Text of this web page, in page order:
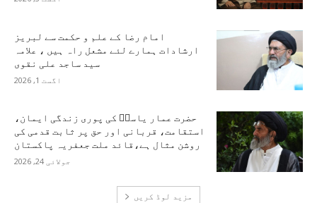
امام رضا کے علم و حکمت سے لبریز
ارشادات ہمارے لئے مشعل راہ ہیں ، علامہ
سید ساجد علی نقوی
اگست 1, 2026
حضرت عمار یاسرؑ کی پوری زندگی ایمان،
استقامت، قربانی اور حق پر ثابت قدمی کی
روشن مثال ہے،قائد ملت جعفریہ پاکستان
جولائی 24, 2026
مزید لوڈ کریں